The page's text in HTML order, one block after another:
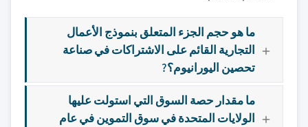
ما هو حجم الجزء المتعلق بنموذج الأعمال
التجارية القائم على الاشتراكات في صناعة
تحصين اليورانيوم؟?
ما مقدار حصة السوق التي استولت عليها
الولايات المتحدة في سوق التموين في عام